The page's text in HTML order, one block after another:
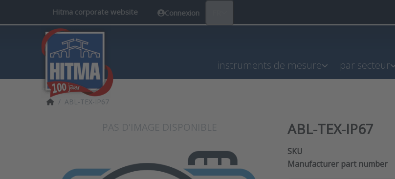
Hitma corporate website Connexion
instruments de mesure par secteur
AccueilABL-TEX-IP67
ABL-TEX-IP67
SKU
Manufacturer part number